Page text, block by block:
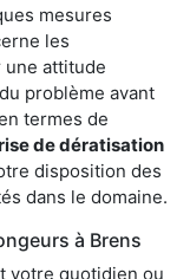
mesures
les
une attitude
problème avant
termes de
de dératisation
disposition des
dans le domaine.
à Brens
votre quotidien ou